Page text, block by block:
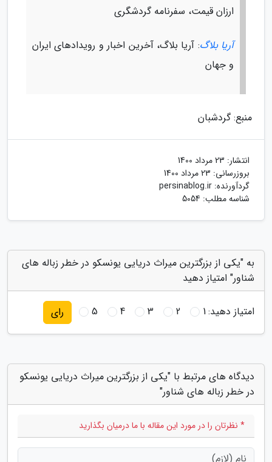
ارزان قیمت، سفرنامه گردشگری
آریا بلاگ: آریا بلاگ، آخرین اخبار و رویدادهای ایران
و جهان
منبع: گردشبان
انتشار: 23 مرداد 1400
بروزرسانی: 23 مرداد 1400
گردآورنده: persinablog.ir
شناسه مطلب: 5054
به "یکی از بزرگترین میراث دریایی یونسکو در خطر زباله های
شناور" امتیاز دهید
امتیاز دهید:1
2
3
4
5 رای
دیدگاه های مرتبط با "یکی از بزرگترین میراث دریایی یونسکو
در خطر زباله های شناور"
* نظرتان را در مورد این مقاله با ما درمیان بگذارید